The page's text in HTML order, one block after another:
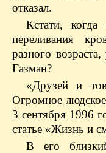
отказал.
Кстати,
переливания
разного
Газман?
«Друзей и
Огромное
3 сентября 1996
статье «Жизнь и
В его